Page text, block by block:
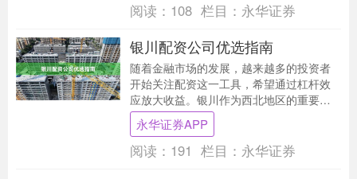
阅读： 108 栏目： 永华证券
银川配资公司优选指南
随着金融市场的发展，越来越多的投资者
开始关注配资这一工具，希望通过杠杆效
应放大收益。银川作为西北地区的重要城
市，配资市场也逐渐活跃。然而，面对众
多配资公司，投资....
永华证券APP
阅读： 191 栏目： 永华证券